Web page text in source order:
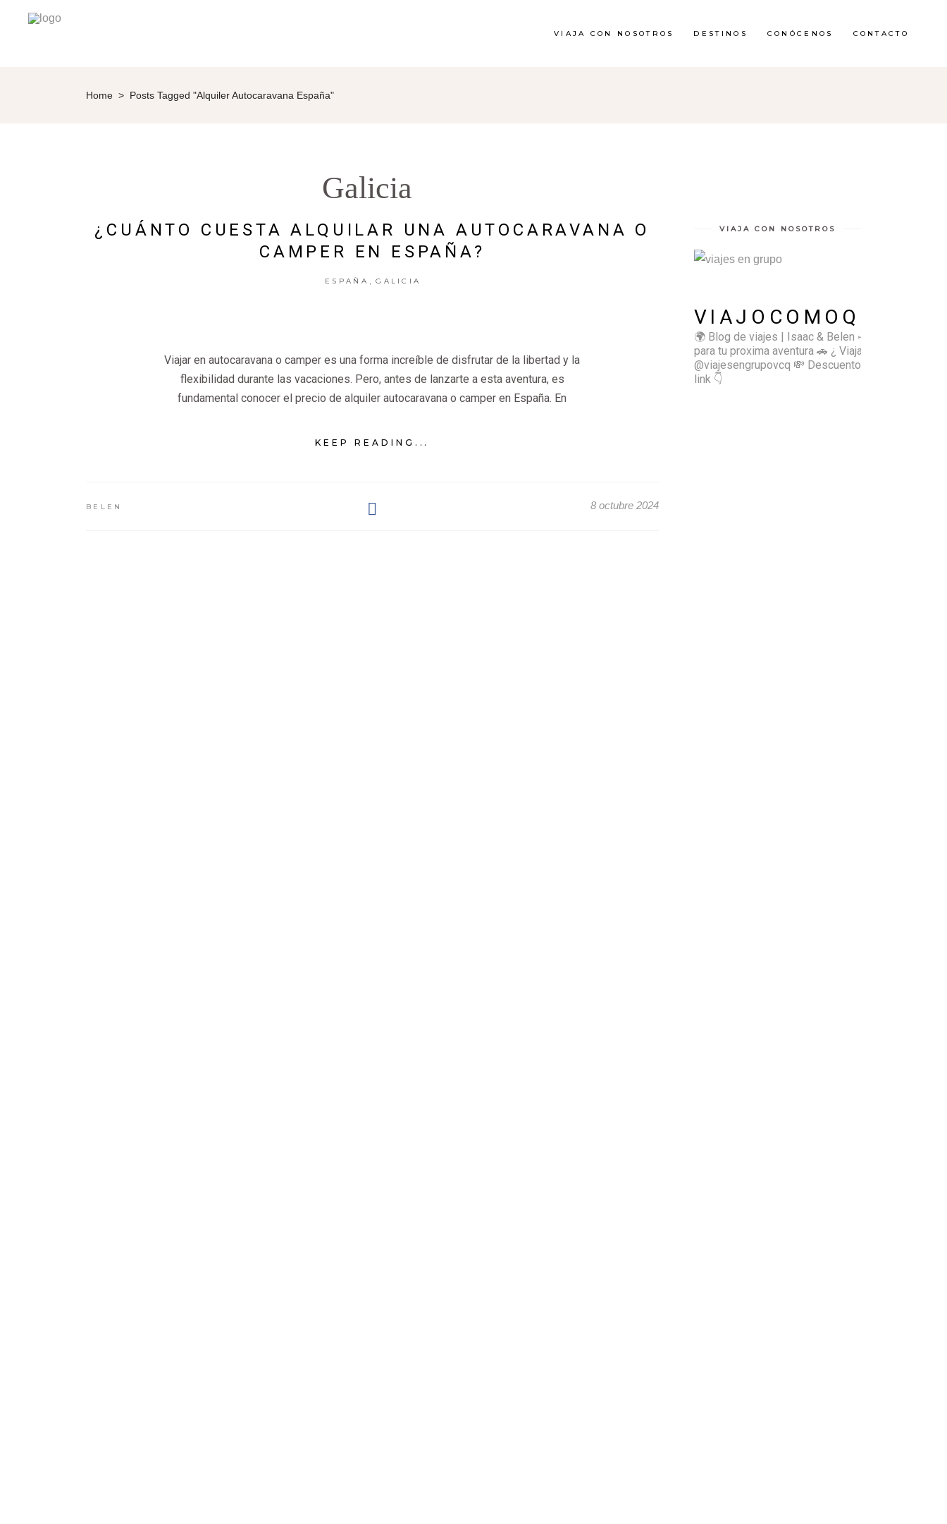
VIAJA CON NOSOTROS DESTINOS CONÓCENOS CONTACTO
Home > Posts Tagged "alquiler Autocaravana España"
Galicia
¿CUÁNTO CUESTA ALQUILAR UNA AUTOCARAVANA O
CAMPER EN ESPAÑA?
ESPAÑA GALICIA
Viajar en autocaravana o camper es una forma increíble de disfrutar de la libertad y la
flexibilidad durante las vacaciones. Pero, antes de lanzarte a esta aventura, es
fundamental conocer el precio de alquiler autocaravana o camper en España. En
KEEP READING...
BELEN 8 octubre 2024
VIAJA CON NOSOTROS
VIAJOCOMOQUIERO
🌍 Blog de viajes | Isaac & Belen ✈️ Inspírate
para tu proxima aventura 🚗 ¿ Viajas sol@? 👉🏻
@viajesengrupovcq 💸 Descuentos y tips en el
link 👇